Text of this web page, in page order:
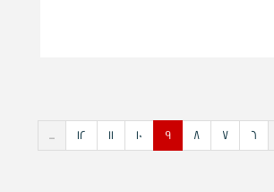
6
7
8
9
10
11
12
...